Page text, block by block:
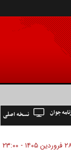
نسخه اصلی جوان
۱۴۰۵ - ۲۳:۰۰